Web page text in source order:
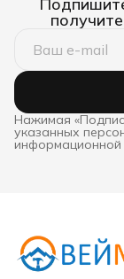
Нажимая
указанных
информационной